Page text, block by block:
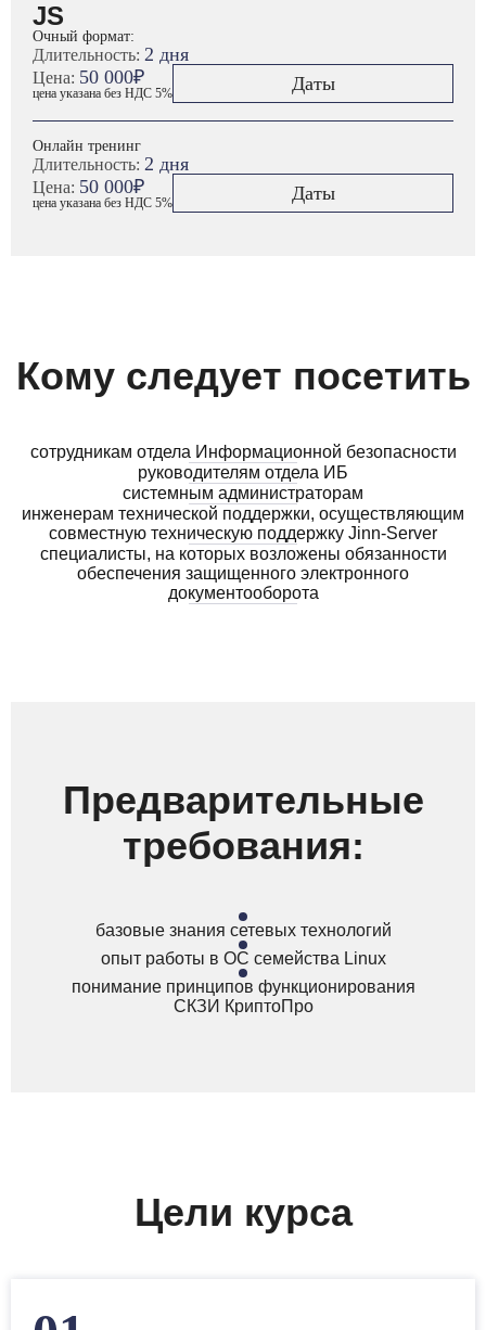
JS
Очный формат:
Длительность: 2 дня
Цена: 50 000₽
цена указана без НДС 5% Даты
Онлайн тренинг
Длительность: 2 дня
Цена: 50 000₽
цена указана без НДС 5% Даты
Кому следует посетить
сотрудникам отдела Информационной безопасности
руководителям отдела ИБ
системным администраторам
инженерам технической поддержки, осуществляющим
совместную техническую поддержку Jinn-Server
специалисты, на которых возложены обязанности
обеспечения защищенного электронного
документооборота
Предварительные
требования:
базовые знания сетевых технологий
опыт работы в ОС семейства Linux
понимание принципов функционирования
СКЗИ КриптоПро
Цели курса